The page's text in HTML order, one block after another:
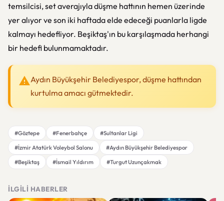
temsilcisi, set averajıyla düşme hattının hemen üzerinde
yer alıyor ve son iki haftada elde edeceği puanlarla ligde
kalmayı hedefliyor. Beşiktaş'ın bu karşılaşmada herhangi
bir hedefi bulunmamaktadır.
Aydın Büyükşehir Belediyespor, düşme hattından
kurtulma amacı gütmektedir.
#Göztepe #Fenerbahçe
#Sultanlar Ligi
#İzmir Atatürk Voleybol Salonu
#Aydın Büyükşehir Belediyespor
#Beşiktaş
#İsmail Yıldırım #Turgut Uzunçakmak
İLGILI HABERLER